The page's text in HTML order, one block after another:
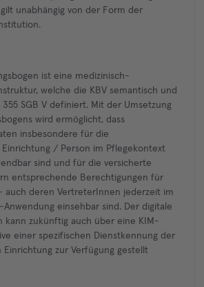
unabhängig von der Form der
ist eine medizinisch-
welche die KBV semantisch und
SGB V definiert. Mit der Umsetzung
wird ermöglicht, dass
insbesondere für die
/ Person im Pflegekontext
sind und für die versicherte
entsprechende Berechtigungen für
auch deren VertreterInnen jederzeit im
Anwendung einsehbar sind. Der digitale
kann zukünftig auch über eine KIM-
einer spezifischen Dienstkennung der
Einrichtung zur Verfügung gestellt